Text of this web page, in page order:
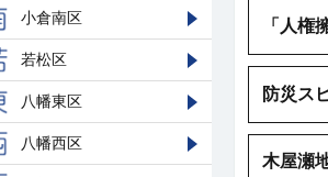
小倉南区
若松区
八幡東区
八幡西区
「人権
防災ス
木屋瀬